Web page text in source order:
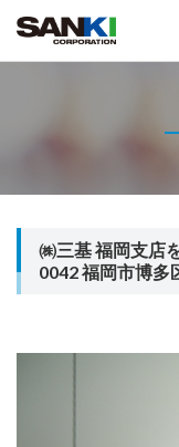
㈱三基 福岡支店
0042 福岡市博多